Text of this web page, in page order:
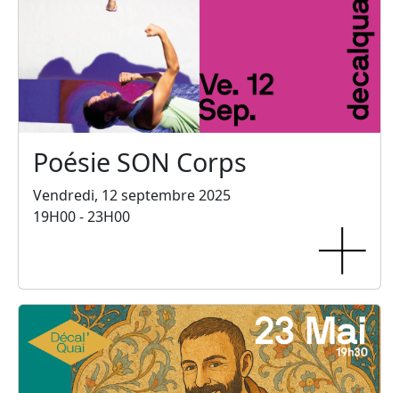
Poésie SON Corps
Vendredi, 12 septembre 2025
19H00 - 23H00